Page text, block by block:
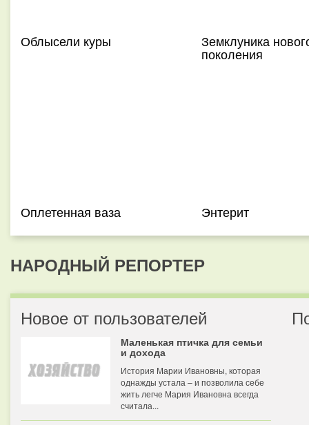
Облысели куры Земклуника
поколения
Оплетенная ваза Энтерит
НАРОДНЫЙ РЕПОРТЕР
Новое от пользователей
Маленькая птичка для семьи
и дохода
История Марии Ивановны, которая
однажды устала – и позволила себе
жить легче Мария Ивановна всегда
считала...